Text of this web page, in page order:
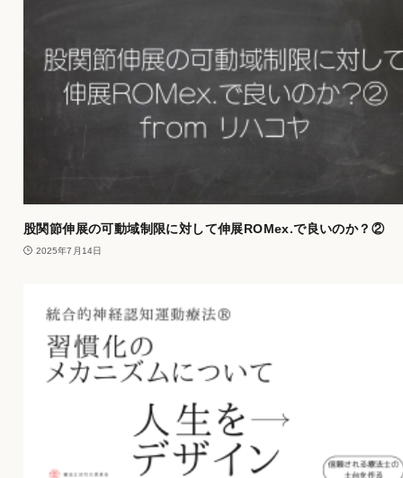
股関節伸展の可動域制限に対して伸展ROMex.で良いのか？②
2025年7月14日